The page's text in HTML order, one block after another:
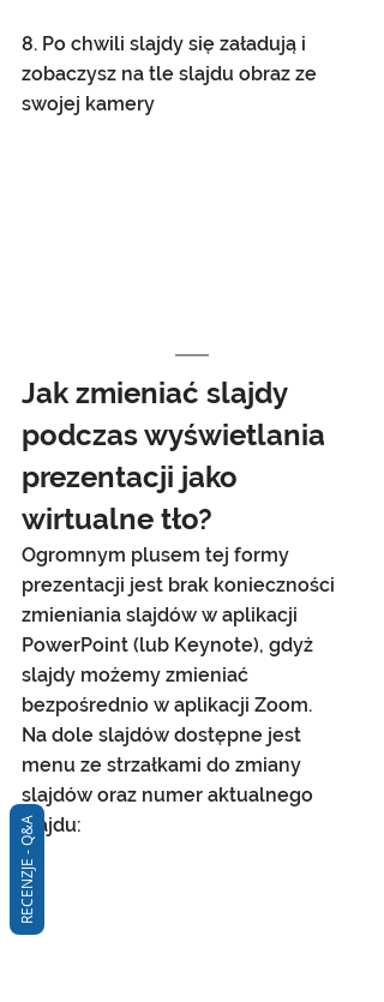
8. Po chwili slajdy się załadują i
zobaczysz na tle slajdu obraz ze
swojej kamery
Jak zmieniać slajdy
podczas wyświetlania
prezentacji jako
wirtualne tło?
Ogromnym plusem tej formy
prezentacji jest brak konieczności
zmieniania slajdów w aplikacji
PowerPoint (lub Keynote), gdyż
slajdy możemy zmieniać
bezpośrednio w aplikacji Zoom.
Na dole slajdów dostępne jest
menu ze strzałkami do zmiany
slajdów oraz numer aktualnego
slajdu:
RECENZJE - Q&A